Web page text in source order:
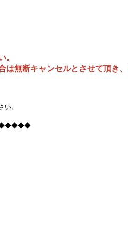
無断キャンセルとさせて頂き
。